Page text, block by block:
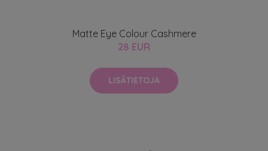
Matte Eye Colour Cashmere
28 EUR
LISÄTIETOJA